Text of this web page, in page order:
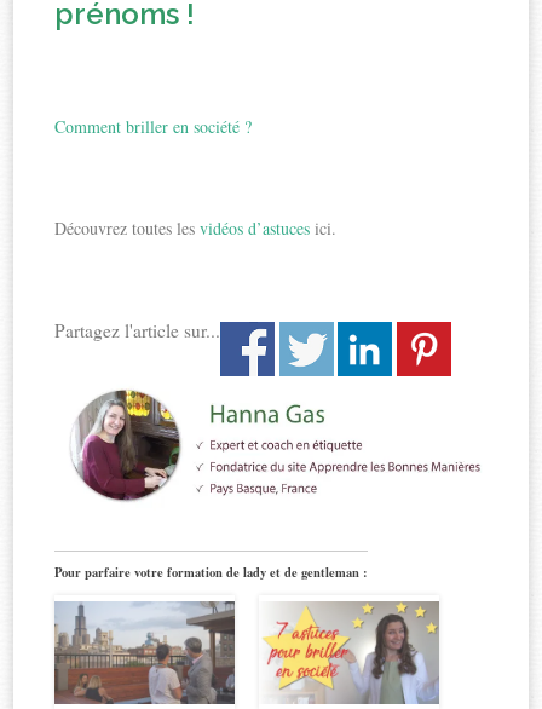
prénoms !
Comment briller en société ?
Découvrez toutes les vidéos d’astuces ici.
Partagez l'article sur...
Pour parfaire votre formation de lady et de gentleman :